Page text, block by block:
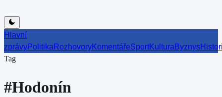
Hlavní
zprávyPolitika RozhovoryKomentářeSportKultura Byznys
Tag
#Hodonín